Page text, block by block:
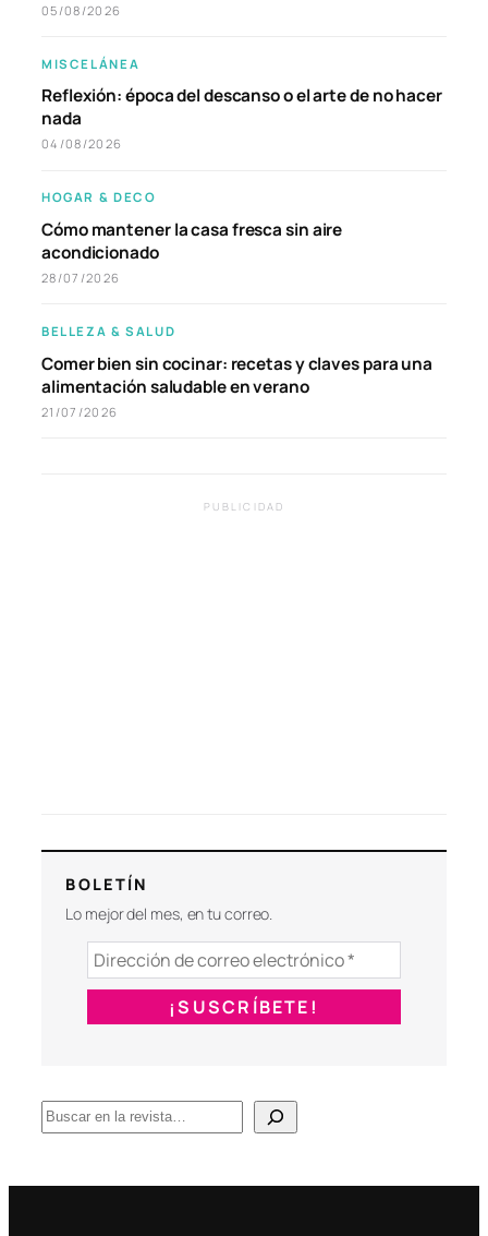
05/08/2026
MISCELÁNEA
Reflexión: época del descanso o el arte de no hacer
nada
04/08/2026
HOGAR & DECO
Cómo mantener la casa fresca sin aire
acondicionado
28/07/2026
BELLEZA & SALUD
Comer bien sin cocinar: recetas y claves para una
alimentación saludable en verano
21/07/2026
PUBLICIDAD
BOLETÍN
Lo mejor del mes, en tu correo.
B
u
c